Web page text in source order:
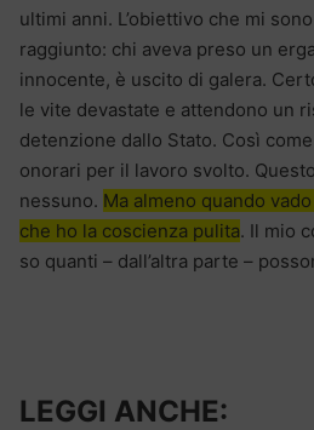
ultimi anni. L’obiettivo che mi
raggiunto: chi aveva preso un
innocente, è uscito di galera.
le vite devastate e attendono un
detenzione dallo Stato. Così
onorari per il lavoro svolto.
nessuno. Ma almeno quando
che ho la coscienza pulita. Il mio
so quanti – dall’altra parte –
LEGGI ANCHE: